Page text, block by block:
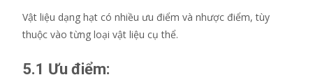
Vật liệu dạng hạt có nhiều ưu điểm và nhược điểm, tùy
thuộc vào từng loại vật liệu cụ thể.
5.1 Ưu điểm: